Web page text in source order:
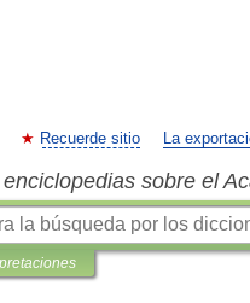
Recuerde sitio La
sobre el